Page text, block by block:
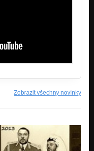
Zobrazit všechny novinky